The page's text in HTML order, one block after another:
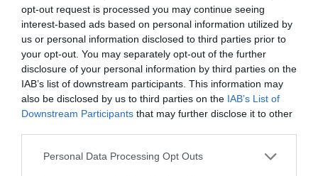
opt-out request is processed you may continue seeing
interest-based ads based on personal information utilized by
us or personal information disclosed to third parties prior to
your opt-out. You may separately opt-out of the further
disclosure of your personal information by third parties on the
IAB’s list of downstream participants. This information may
also be disclosed by us to third parties on the IAB’s List of
Downstream Participants that may further disclose it to other
Please note that this website/app uses one or more Google
Personal Data Processing Opt Outs
dopo la liberazione di Aleppo la sicurezza di un
ambasciatore russo è inesistente. Incompetenza dagli
agenti? Se così fosse, sarebbe incomprensibile. E,
comunque, poco credibile visto che l’attentatore era un
uomo di 22 anni armato di pistola. Non era un battaglione di
forze speciali armato di artiglieria pesante.
Aurelio Pagani e Alberto Palladino